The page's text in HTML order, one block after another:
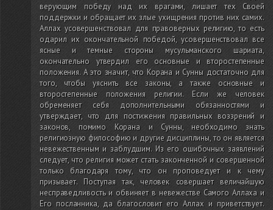
верующим победу над их врагами, лишает тех Своей
поддержки и обращает их злые ухищрения против них самих.
Аллах усовершенствовал для правоверных религию, то есть
одарил их окончательной победой, усовершенствовал все
ясные и темные стороны мусульманского шариата,
окончательно утвердил его основные и второстепенные
положения. А это значит, что Корана и Сунны достаточно для
того, чтобы уяснить все законы, а также основные и
второстепенные положения религии. Если же человек
обременяет себя дополнительными обязанностями и
утверждает, что для постижения правильных воззрений и
законов, помимо Корана и Сунны, необходимо знать
религиозную философию и другие дисциплины, то он является
невежественным и заблудшим. Из его ошибочных заявлений
следует, что религия может стать законченной и совершенной
только благодаря тому, что он проповедует и к чему
призывает. Поступая так, человек совершает величайшую
несправедливость и обвиняет в невежестве Самого Аллаха и
Его посланника, да благословит его Аллах и приветствует.